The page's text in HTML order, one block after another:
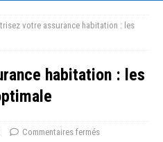
votre assurance habitation : les
habitation : les
Commentaires fermés